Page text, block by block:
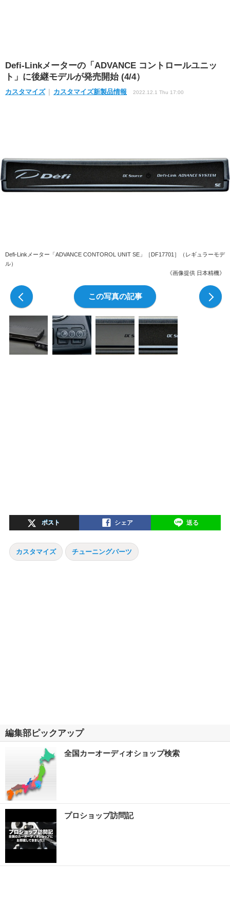
Defi-Linkメーターの「ADVANCE コントロールユニッ
ト」に後継モデルが発売開始 (4/4）
カスタマイズ カスタマイズ新製品情報 2022.12.1 Thu 17:00
Defi-Linkメーター「ADVANCE CONTOROL UNIT SE」［DF17701］（レギュラーモデ
ル）
《画像提供 日本精機》
この写真の記事
ポスト シェア 送る
カスタマイズ チューニングパーツ
編集部ピックアップ
全国カーオーディオショップ検索
プロショップ訪問記